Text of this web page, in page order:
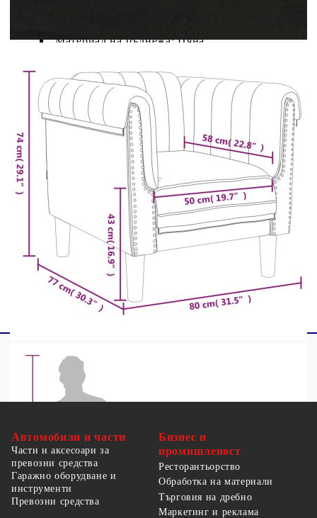
Материал на пълнежа: Пяна
Ширина на седалката: 50 см
Дълбочина на седалката: 58 см
Височина на седалката от земята: 43 см
Височина на подлакътника от земята: 74 см
Максимален капацитет на натоварване: 110
кг
Необходим е монтаж
Максимално 110 кг на седалка. Съобразете се с
риска от открит огън и други източници на
силна топлина в близост до продукта.
Автомобили и части
Части и аксесоари за
превозни средства
Гаражно оборудване и
инструменти
Превозни средства
Бизнес и
промишленост
Ресторантьорство
Обработка на материали
Търговия на дребно
Маркетинг и реклама